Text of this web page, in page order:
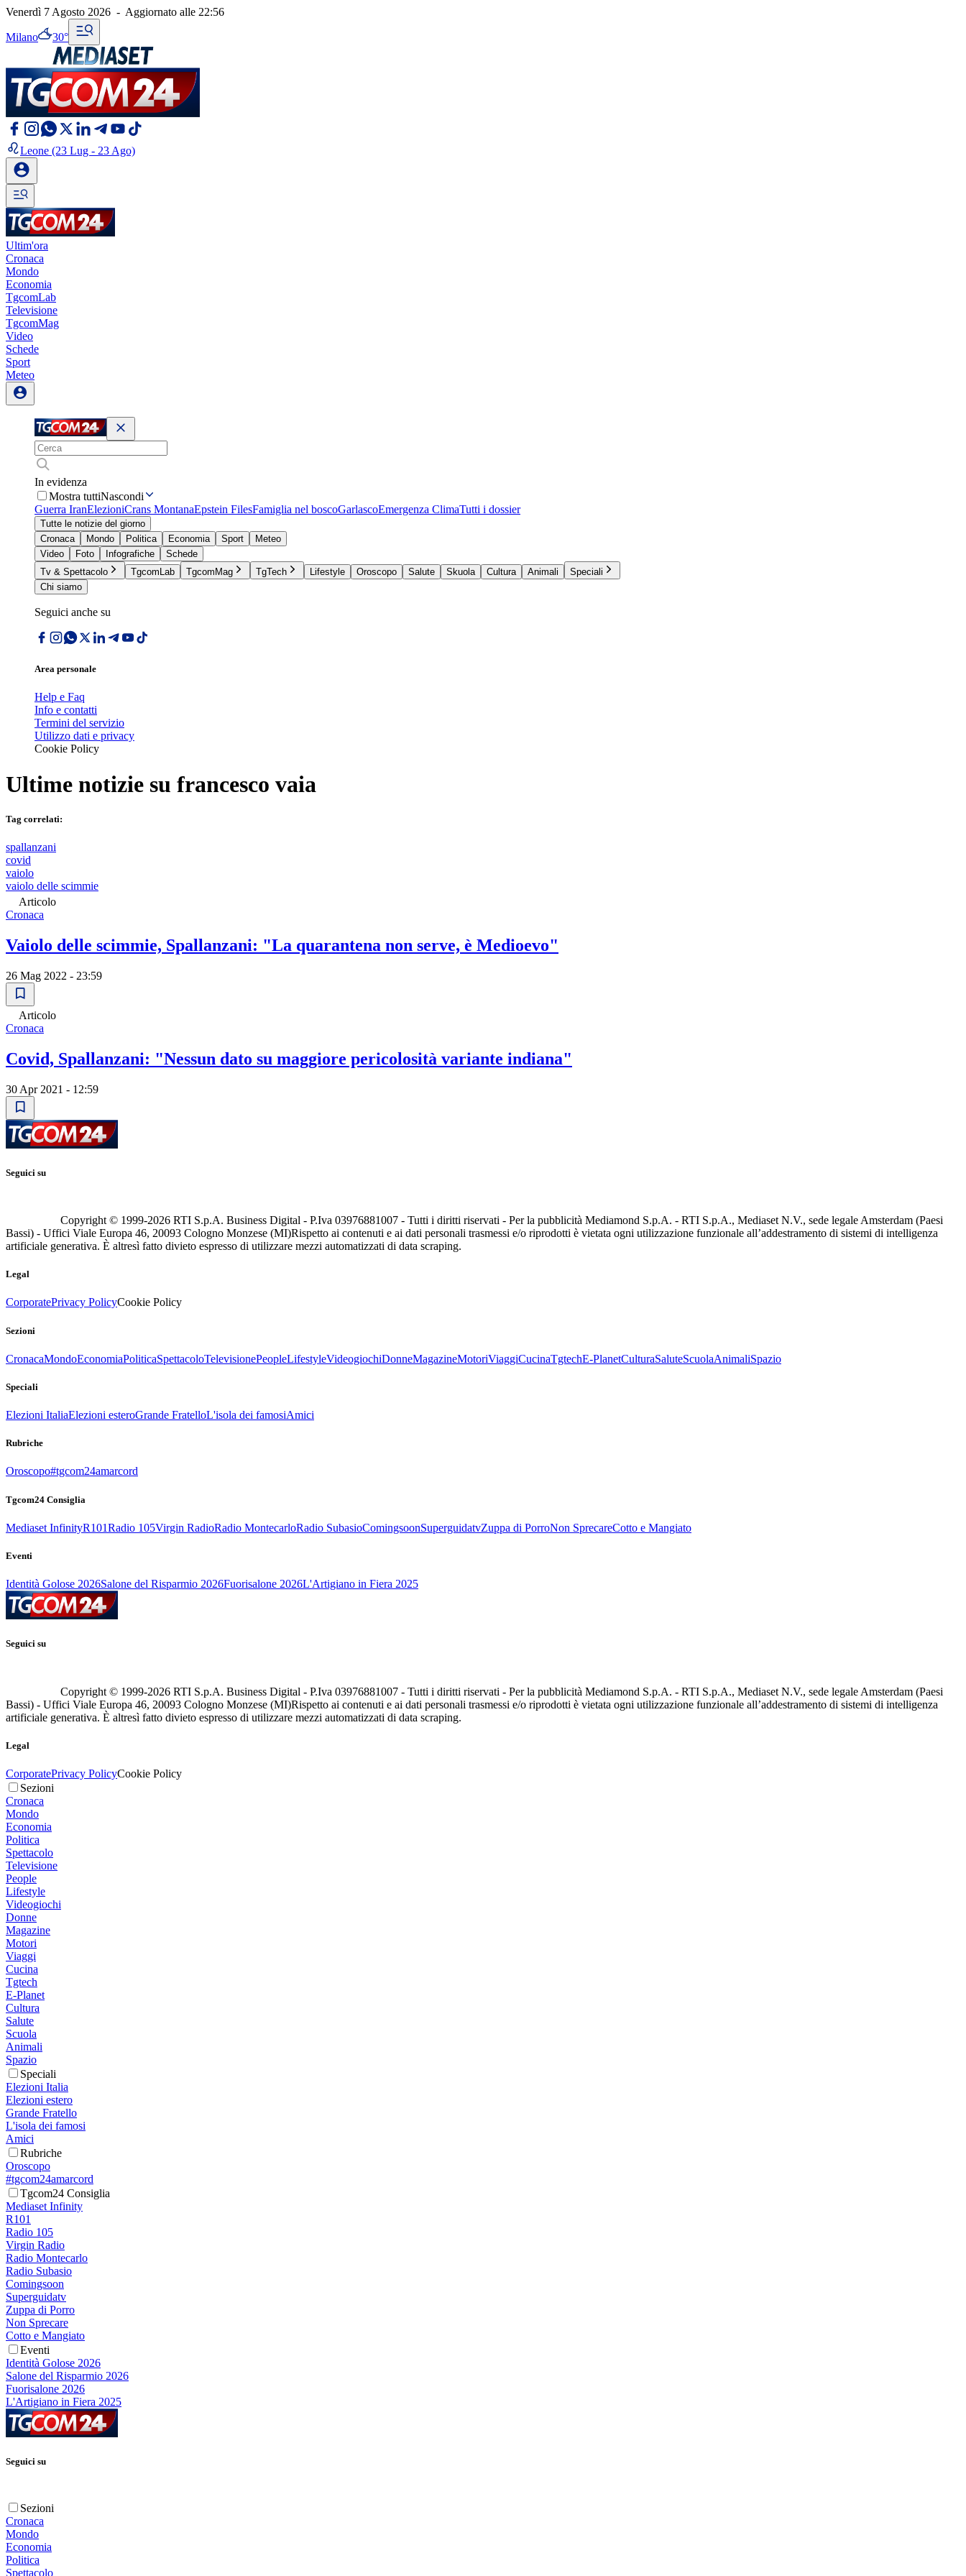
Venerdì 7 Agosto 2026 - Aggiornato alle 22:56
Milano 30°
Leone (23 Lug - 23 Ago)
Ultim'ora
Cronaca
Mondo
Economia
TgcomLab
Televisione
TgcomMag
Video
Schede
Sport
Meteo
In evidenza
Mostra tuttiNascondi
Guerra IranElezioniCrans MontanaEpstein FilesFamiglia nel boscoGarlascoEmergenza ClimaTutti i dossier
Tutte le notizie del giorno
Cronaca
Mondo Politica Economia Sport
Meteo
Video
Foto Infografiche
Schede
Tv & Spettacolo
TgcomLab TgcomMag TgTech Lifestyle Oroscopo Salute Skuola Cultura Animali
Speciali
Chi siamo
Seguici anche su
Area personale
Help e Faq
Info e contatti
Termini del servizio
Utilizzo dati e privacy
Cookie Policy
Ultime notizie su francesco vaia
Tag correlati:
spallanzani
covid
vaiolo
vaiolo delle scimmie
Articolo
Cronaca
Vaiolo delle scimmie, Spallanzani: "La quarantena non serve, è Medioevo"
26 Mag 2022 - 23:59
Articolo
Cronaca
Covid, Spallanzani: "Nessun dato su maggiore pericolosità variante indiana"
30 Apr 2021 - 12:59
Seguici su
Copyright © 1999-2026 RTI S.p.A. Business Digital - P.Iva 03976881007 - Tutti i diritti riservati - Per la pubblicità Mediamond S.p.A. - RTI S.p.A., Mediaset N.V., sede legale Amsterdam (Paesi
Bassi) - Uffici Viale Europa 46, 20093 Cologno Monzese (MI)Rispetto ai contenuti e ai dati personali trasmessi e/o riprodotti è vietata ogni utilizzazione funzionale all’addestramento di sistemi di intelligenza
artificiale generativa. È altresì fatto divieto espresso di utilizzare mezzi automatizzati di data scraping.
Legal
CorporatePrivacy PolicyCookie Policy
Sezioni
CronacaMondoEconomiaPoliticaSpettacoloTelevisionePeopleLifestyleVideogiochiDonneMagazineMotoriViaggiCucinaTgtechE-PlanetCulturaSaluteScuolaAnimaliSpazio
Speciali
Elezioni ItaliaElezioni esteroGrande FratelloL'isola dei famosiAmici
Rubriche
Oroscopo#tgcom24amarcord
Tgcom24 Consiglia
Mediaset InfinityR101Radio 105Virgin RadioRadio MontecarloRadio SubasioComingsoonSuperguidatvZuppa di PorroNon SprecareCotto e Mangiato
Eventi
Identità Golose 2026Salone del Risparmio 2026Fuorisalone 2026L'Artigiano in Fiera 2025
Seguici su
Copyright © 1999-2026 RTI S.p.A. Business Digital - P.Iva 03976881007 - Tutti i diritti riservati - Per la pubblicità Mediamond S.p.A. - RTI S.p.A., Mediaset N.V., sede legale Amsterdam (Paesi
Bassi) - Uffici Viale Europa 46, 20093 Cologno Monzese (MI)Rispetto ai contenuti e ai dati personali trasmessi e/o riprodotti è vietata ogni utilizzazione funzionale all’addestramento di sistemi di intelligenza
artificiale generativa. È altresì fatto divieto espresso di utilizzare mezzi automatizzati di data scraping.
Legal
CorporatePrivacy PolicyCookie Policy
Sezioni
Cronaca
Mondo
Economia
Politica
Spettacolo
Televisione
People
Lifestyle
Videogiochi
Donne
Magazine
Motori
Viaggi
Cucina
Tgtech
E-Planet
Cultura
Salute
Scuola
Animali
Spazio
Speciali
Elezioni Italia
Elezioni estero
Grande Fratello
L'isola dei famosi
Amici
Rubriche
Oroscopo
#tgcom24amarcord
Tgcom24 Consiglia
Mediaset Infinity
R101
Radio 105
Virgin Radio
Radio Montecarlo
Radio Subasio
Comingsoon
Superguidatv
Zuppa di Porro
Non Sprecare
Cotto e Mangiato
Eventi
Identità Golose 2026
Salone del Risparmio 2026
Fuorisalone 2026
L'Artigiano in Fiera 2025
Seguici su
Sezioni
Cronaca
Mondo
Economia
Politica
Spettacolo